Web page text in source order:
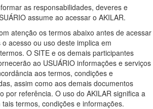
as responsabilidades, deveres e
assume ao acessar o AKILAR.
atenção os termos abaixo antes de acessar
acesso ou uso deste implica em
O SITE e os demais participantes
ao USUÁRIO informações e serviços
aos termos, condições e
assim como aos demais documentos
por referência. O uso do AKILAR significa a
termos, condições e informações.